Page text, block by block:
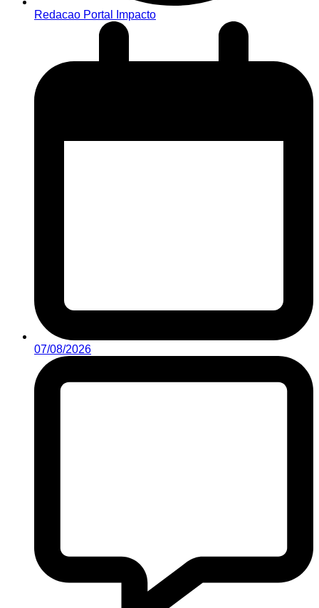
Redacao Portal Impacto
07/08/2026